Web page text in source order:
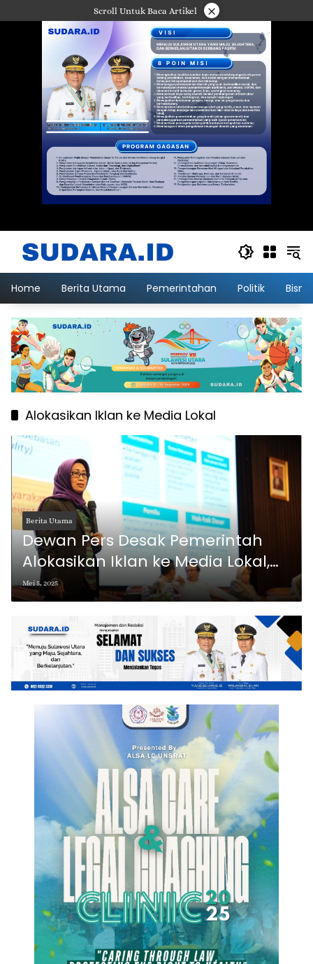
ke
Scroll Untuk Baca Artikel ×
Home Berita Utama Pemerintahan Politik
Alokasikan Iklan ke Media Lokal
Berita Utama
Dewan Pers Desak Pemerintah
Alokasikan Iklan ke Media Lokal,
Bukan Hanya Konten Kreator
Mei 5, 2025